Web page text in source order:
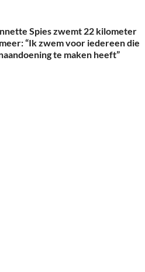
Spies zwemt 22 kilometer
“Ik zwem voor iedereen die
te maken heeft”